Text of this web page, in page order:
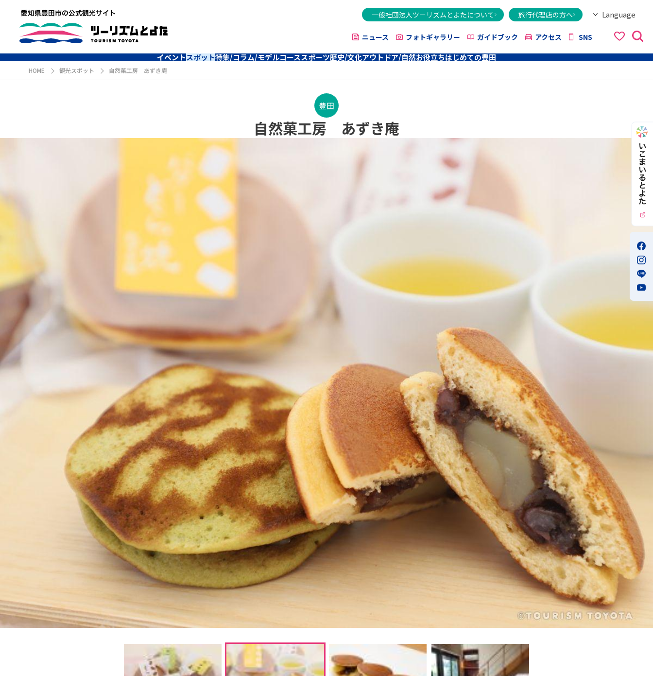
一般社団法人ツーリズムとよたについて 旅行代理店の方へ
Language
ქართული
ニュース フォトギャラリー ガイドブック アクセス SNS
イベントスポット特集/コラム/モデルコーススポーツ歴史/文化アウトドア/自然お役立ちはじめての豊田
HOME 観光スポット 自然菓工房 あずき庵
豊田
自然菓工房 あずき庵